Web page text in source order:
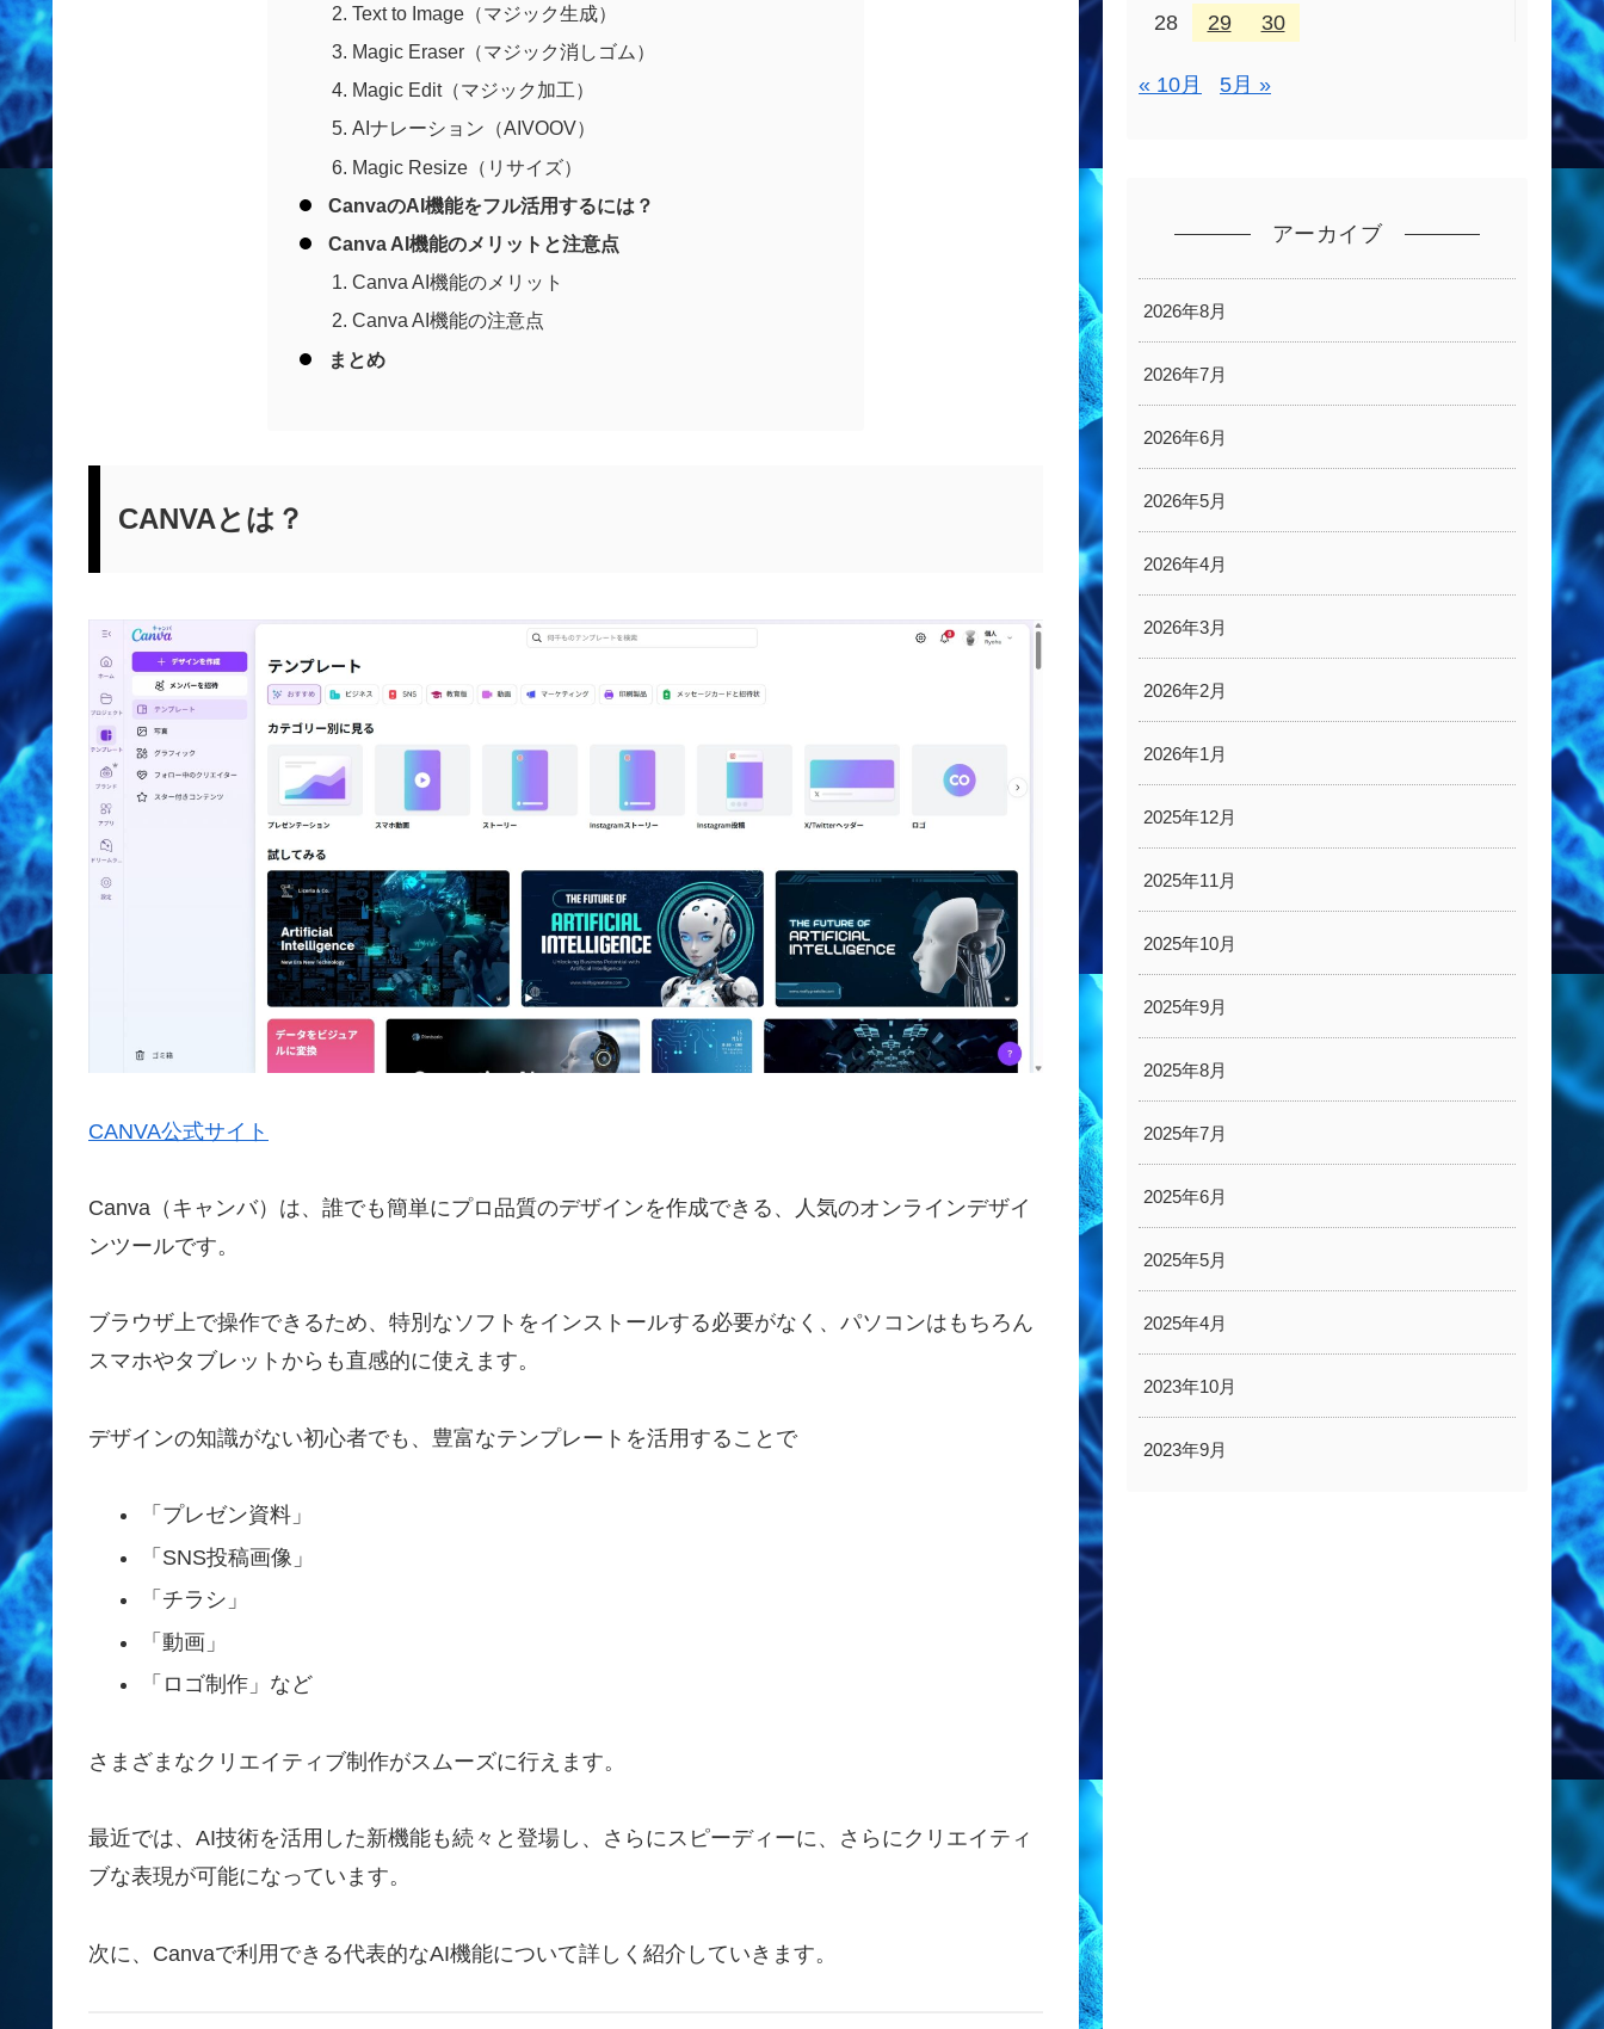
Text to Image（マジック生成）
Magic Eraser（マジック消しゴム）
Magic Edit（マジック加工）
AIナレーション（AIVOOV）
Magic Resize（リサイズ）
CanvaのAI機能をフル活用するには？
Canva AI機能のメリットと注意点
Canva AI機能のメリット
Canva AI機能の注意点
まとめ
CANVAとは？
CANVA公式サイト
Canva（キャンバ）は、誰でも簡単にプロ品質のデザインを作成できる、人気のオンラインデザイ
ンツールです。
ブラウザ上で操作できるため、特別なソフトをインストールする必要がなく、パソコンはもちろん
スマホやタブレットからも直感的に使えます。
デザインの知識がない初心者でも、豊富なテンプレートを活用することで
「プレゼン資料」
「SNS投稿画像」
「チラシ」
「動画」
「ロゴ制作」など
さまざまなクリエイティブ制作がスムーズに行えます。
最近では、AI技術を活用した新機能も続々と登場し、さらにスピーディーに、さらにクリエイティ
ブな表現が可能になっています。
次に、Canvaで利用できる代表的なAI機能について詳しく紹介していきます。
28
29 30
« 10月 5月 »
アーカイブ
2026年8月
2026年7月
2026年6月
2026年5月
2026年4月
2026年3月
2026年2月
2026年1月
2025年12月
2025年11月
2025年10月
2025年9月
2025年8月
2025年7月
2025年6月
2025年5月
2025年4月
2023年10月
2023年9月